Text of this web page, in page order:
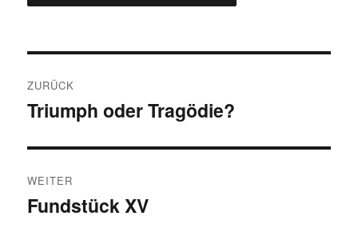
ZURÜCK
Vorheriger
Triumph oder Tragödie?
WEITER
Nächster
Fundstück XV